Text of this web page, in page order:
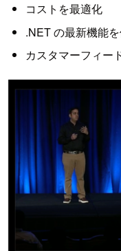
コストを最適化
.NET の最新機能
カスタマーフィー